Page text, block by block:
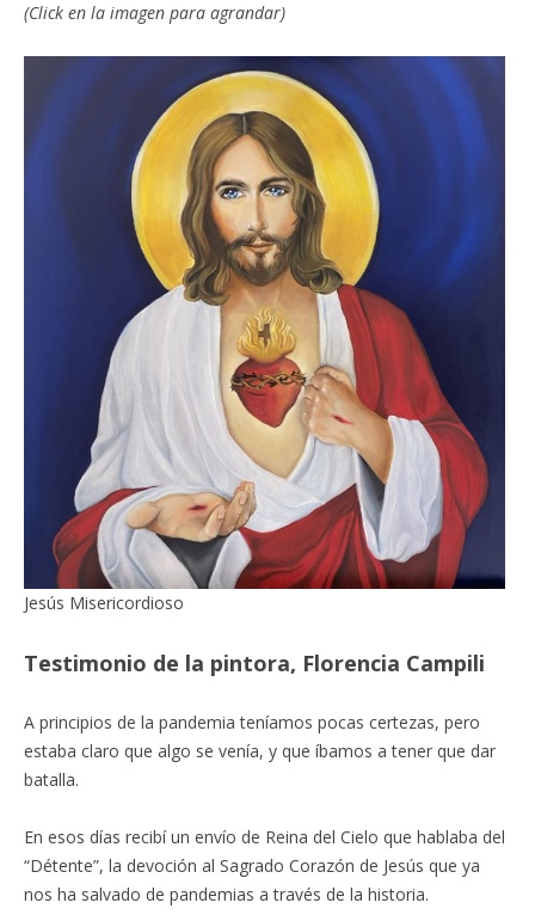
(Click en la imagen para agrandar)
Jesús Misericordioso
Testimonio de la pintora, Florencia Campili
A principios de la pandemia teníamos pocas certezas, pero
estaba claro que algo se venía, y que íbamos a tener que dar
batalla.
En esos días recibí un envío de Reina del Cielo que hablaba del
“Détente”, la devoción al Sagrado Corazón de Jesús que ya
nos ha salvado de pandemias a través de la historia.